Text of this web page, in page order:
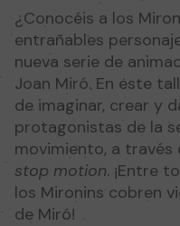
¿Conocéis a los
entrañables
nueva serie de
Joan Miró. En este
de imaginar, crear y
protagonistas de la
movimiento, a través
stop motion. ¡Entre
los Mironins cobren
de Miró!